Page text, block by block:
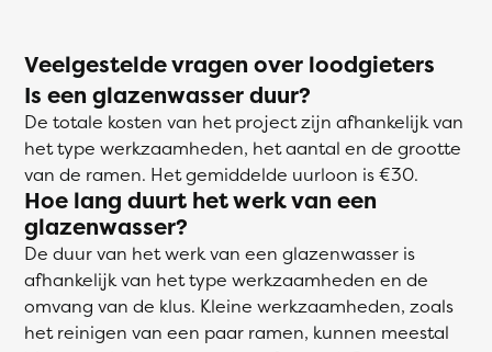
Veelgestelde vragen over loodgieters
Is een glazenwasser duur?
De totale kosten van het project zijn afhankelijk van
het type werkzaamheden, het aantal en de grootte
van de ramen. Het gemiddelde uurloon is €30.
Hoe lang duurt het werk van een
glazenwasser?
De duur van het werk van een glazenwasser is
afhankelijk van het type werkzaamheden en de
omvang van de klus. Kleine werkzaamheden, zoals
het reinigen van een paar ramen, kunnen meestal